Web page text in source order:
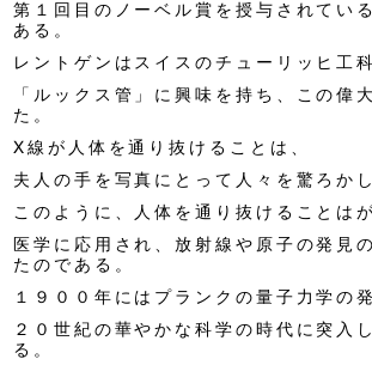
第１回目のノーベル賞を授与されてい
ある。
レントゲンはスイスのチューリッヒ工
「ルックス管」に興味を持ち、この偉
た。
X線が人体を通り抜けることは、
夫人の手を写真にとって人々を驚ろか
このように、人体を通り抜けることは
医学に応用され、放射線や原子の発見
たのである。
１９００年にはプランクの量子力学の
２０世紀の華やかな科学の時代に突入
る。